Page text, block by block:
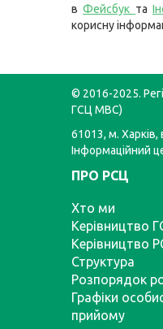
вФейсбук та
корисну
© 2016-2025.
ГСЦ МВС)
61013, м.
Інформаційний
ПРО РСЦ
Хто ми
Керівництво
Керівництво
Структура
Розпорядок
Графіки
прийому